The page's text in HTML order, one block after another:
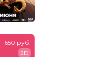
650 руб.
2D